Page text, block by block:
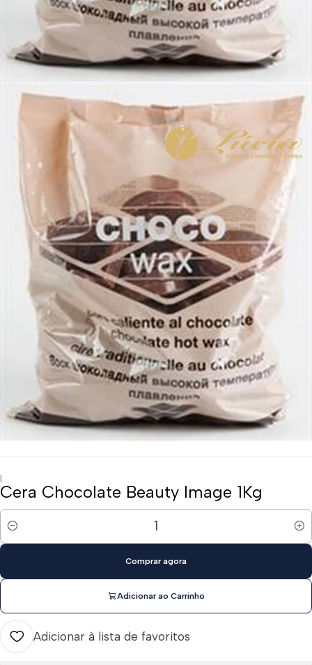
|
Cera Chocolate Beauty Image 1Kg
Quantidade
Adicionar ao Carrinho
Comprar agora
Adicionar à lista de favoritos